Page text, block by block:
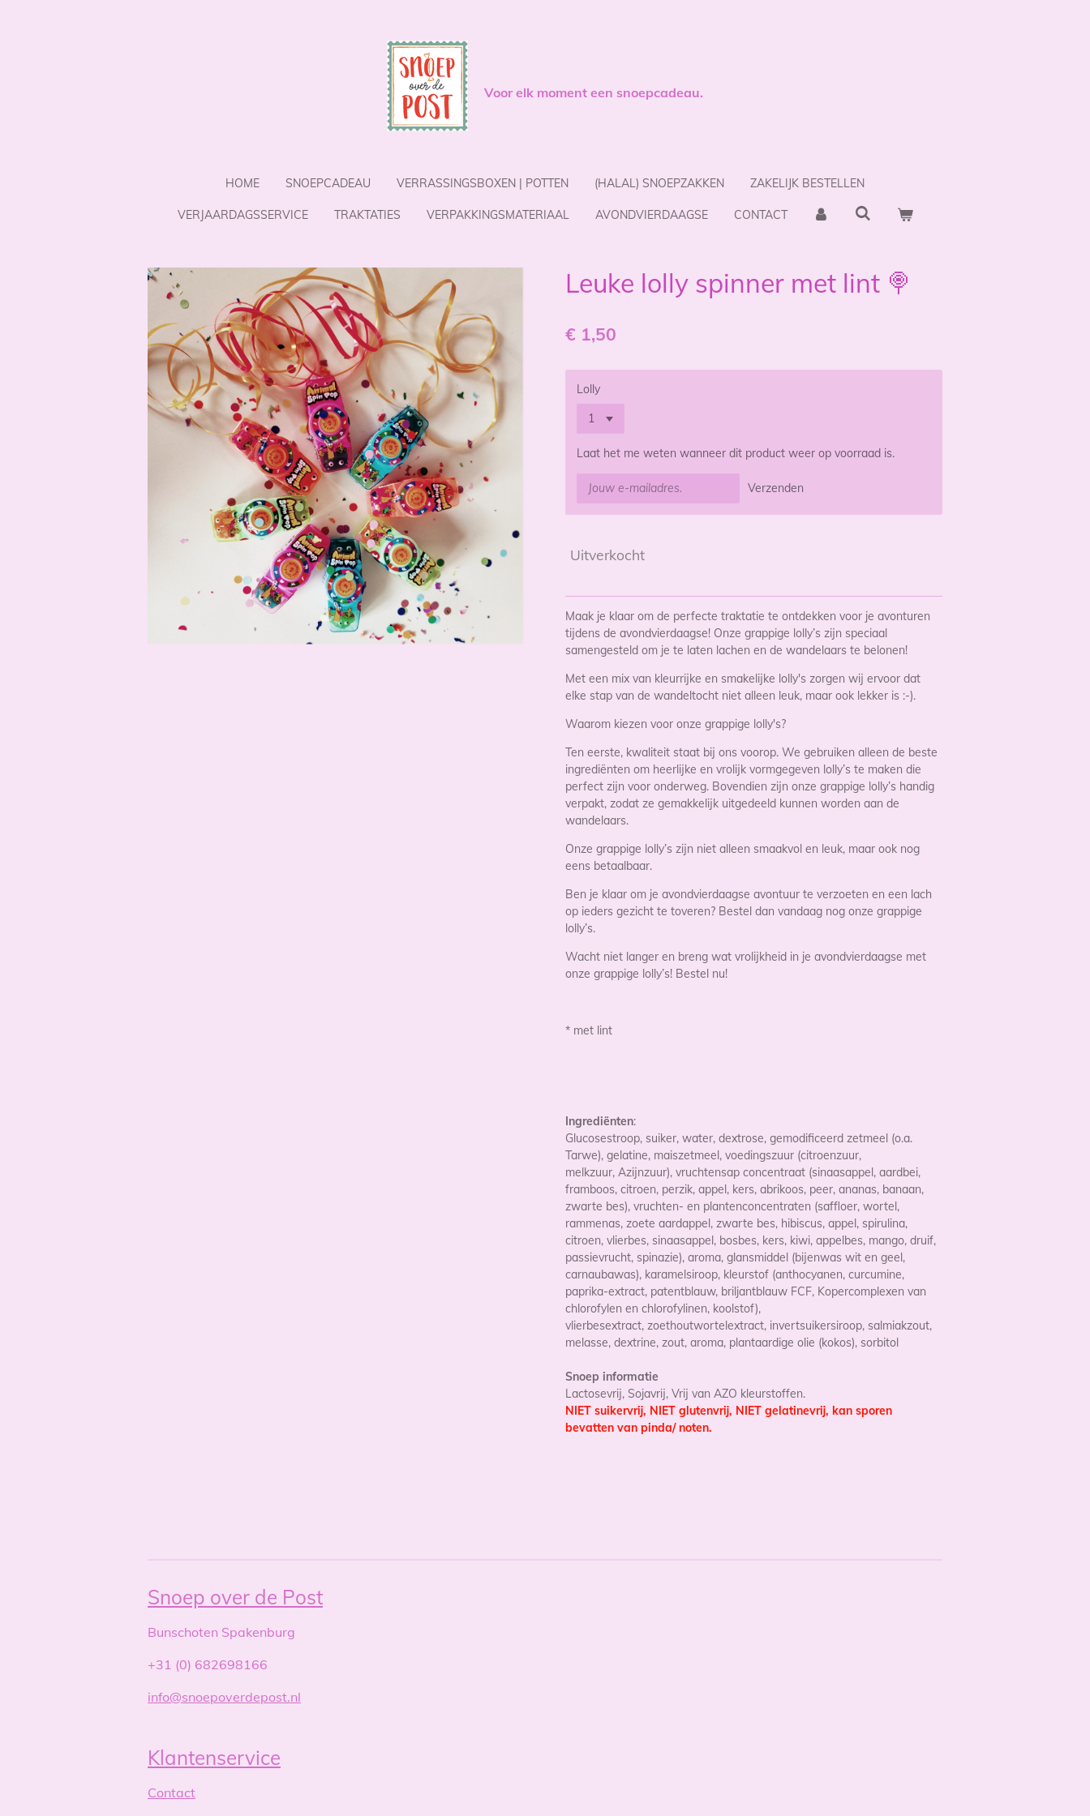
Voor elk moment een snoepcadeau.
HOME SNOEPCADEAU VERRASSINGSBOXEN | POTTEN (HALAL) SNOEPZAKKEN ZAKELIJK BESTELLEN
VERJAARDAGSSERVICE TRAKTATIES VERPAKKINGSMATERIAAL AVONDVIERDAAGSE CONTACT
Leuke lolly spinner met lint 🍭
€ 1,50
Lolly
Laat het me weten wanneer dit product weer op voorraad is.
Verzenden
Uitverkocht
Maak je klaar om de perfecte traktatie te ontdekken voor je avonturen
tijdens de avondvierdaagse! Onze grappige lolly’s zijn speciaal
samengesteld om je te laten lachen en de wandelaars te belonen!
Met een mix van kleurrijke en smakelijke lolly's zorgen wij ervoor dat
elke stap van de wandeltocht niet alleen leuk, maar ook lekker is :-).
Waarom kiezen voor onze grappige lolly's?
Ten eerste, kwaliteit staat bij ons voorop. We gebruiken alleen de beste
ingrediënten om heerlijke en vrolijk vormgegeven lolly’s te maken die
perfect zijn voor onderweg. Bovendien zijn onze grappige lolly’s handig
verpakt, zodat ze gemakkelijk uitgedeeld kunnen worden aan de
wandelaars.
Onze grappige lolly’s zijn niet alleen smaakvol en leuk, maar ook nog
eens betaalbaar.
Ben je klaar om je avondvierdaagse avontuur te verzoeten en een lach
op ieders gezicht te toveren? Bestel dan vandaag nog onze grappige
lolly’s.
Wacht niet langer en breng wat vrolijkheid in je avondvierdaagse met
onze grappige lolly’s! Bestel nu!
* met lint
Ingrediënten:
Glucosestroop, suiker, water, dextrose, gemodificeerd zetmeel (o.a.
Tarwe), gelatine, maiszetmeel, voedingszuur (citroenzuur,
melkzuur, Azijnzuur), vruchtensap concentraat (sinaasappel, aardbei,
framboos, citroen, perzik, appel, kers, abrikoos, peer, ananas, banaan,
zwarte bes), vruchten- en plantenconcentraten (saffloer, wortel,
rammenas, zoete aardappel, zwarte bes, hibiscus, appel, spirulina,
citroen, vlierbes, sinaasappel, bosbes, kers, kiwi, appelbes, mango, druif,
passievrucht, spinazie), aroma, glansmiddel (bijenwas wit en geel,
carnaubawas), karamelsiroop, kleurstof (anthocyanen, curcumine,
paprika-extract, patentblauw, briljantblauw FCF, Kopercomplexen van
chlorofylen en chlorofylinen, koolstof),
vlierbesextract, zoethoutwortelextract, invertsuikersiroop, salmiakzout,
melasse, dextrine, zout, aroma, plantaardige olie (kokos), sorbitol
Snoep informatie
Lactosevrij, Sojavrij, Vrij van AZO kleurstoffen.
NIET suikervrij, NIET glutenvrij, NIET gelatinevrij, kan sporen
bevatten van pinda/ noten.
Snoep over de Post
Bunschoten Spakenburg
+31 (0) 682698166
info@snoepoverdepost.nl
Klantenservice
Contact